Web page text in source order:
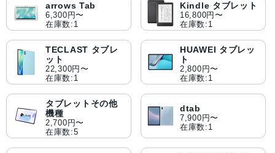
arrows Tab
6,300円〜
在庫数:1
Kindle タブレット
16,800円〜
在庫数:1
TECLAST タブレ
ット
22,300円〜
在庫数:1
HUAWEI タブレッ
ト
2,800円〜
在庫数:1
タブレットその他
機種
2,700円〜
在庫数:5
dtab
7,900円〜
在庫数:1